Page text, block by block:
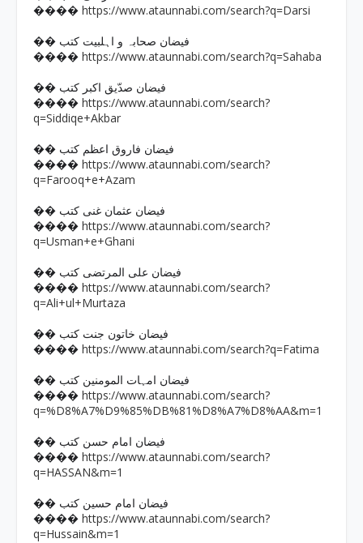
���� https://www.ataunnabi.com/search?q=Darsi
�� فیضان صحابہ و اہلبیت کتب
���� https://www.ataunnabi.com/search?q=Sahaba
�� فیضان صدّیق اکبر کتب
���� https://www.ataunnabi.com/search?
q=Siddiqe+Akbar
�� فیضان فاروق اعظم کتب
���� https://www.ataunnabi.com/search?
q=Farooq+e+Azam
�� فیضان عثمان غنی کتب
���� https://www.ataunnabi.com/search?
q=Usman+e+Ghani
�� فیضان علی المرتضی کتب
���� https://www.ataunnabi.com/search?
q=Ali+ul+Murtaza
�� فیضان خاتون جنت کتب
���� https://www.ataunnabi.com/search?q=Fatima
�� فیضان امہات المومنین کتب
���� https://www.ataunnabi.com/search?
q=%D8%A7%D9%85%DB%81%D8%A7%D8%AA&m=1
�� فیضان امام حسن کتب
���� https://www.ataunnabi.com/search?
q=HASSAN&m=1
�� فیضان امام حسین کتب
���� https://www.ataunnabi.com/search?
q=Hussain&m=1